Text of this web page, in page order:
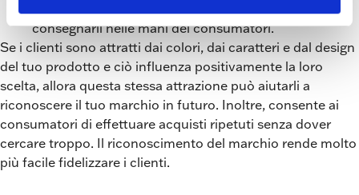
consegnarli nelle mani dei consumatori.
Se i clienti sono attratti dai colori, dai caratteri e dal design
del tuo prodotto e ciò influenza positivamente la loro
scelta, allora questa stessa attrazione può aiutarli a
riconoscere il tuo marchio in futuro. Inoltre, consente ai
consumatori di effettuare acquisti ripetuti senza dover
cercare troppo. Il riconoscimento del marchio rende molto
più facile fidelizzare i clienti.